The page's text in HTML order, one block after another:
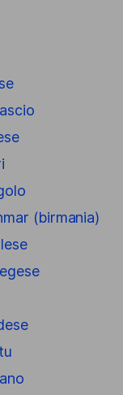
(birmania)